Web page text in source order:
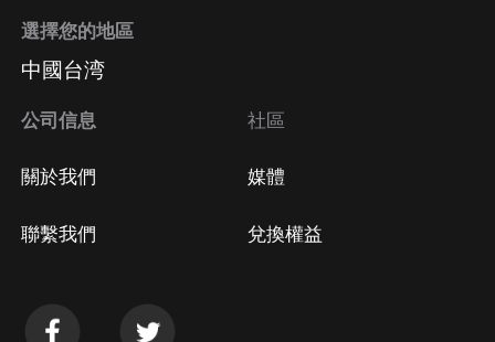
選擇您的地區
中國台湾
公司信息
關於我們
聯繫我們
社區
媒體
兌換權益